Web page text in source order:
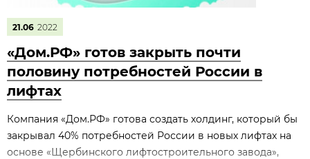
21.06 2022
«Дом.РФ» готов закрыть почти
половину потребностей России в
лифтах
Компания «Дом.РФ» готова создать холдинг, который бы
закрывал 40% потребностей России в новых лифтах на
основе «Щербинского лифтостроительного завода»,